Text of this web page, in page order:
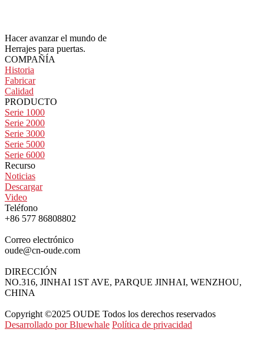
Hacer avanzar el mundo de
Herrajes para puertas.
COMPAÑÍA
Historia
Fabricar
Calidad
PRODUCTO
Serie 1000
Serie 2000
Serie 3000
Serie 5000
Serie 6000
Recurso
Noticias
Descargar
Video
Teléfono
+86 577 86808802
Correo electrónico
oude@cn-oude.com
DIRECCIÓN
NO.316, JINHAI 1ST AVE, PARQUE JINHAI, WENZHOU,
CHINA
Copyright ©2025 OUDE Todos los derechos reservados
Desarrollado por Bluewhale Política de privacidad